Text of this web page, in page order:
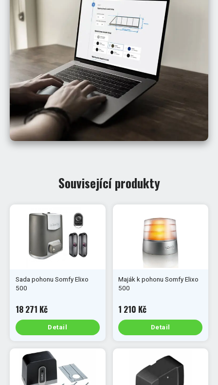
Související produkty
Sada pohonu Somfy Elixo
500
18 271 Kč
Detail
Maják k pohonu Somfy Elixo
500
1 210 Kč
Detail